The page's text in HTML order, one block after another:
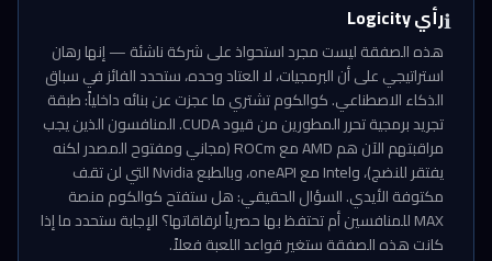
ℹ️رأي Logicity
هذه الصفقة ليست مجرد استحواذ على شركة ناشئة — إنها رهان
استراتيجي على أن البرمجيات، لا العتاد وحده، ستحدد الفائز في سباق
الذكاء الاصطناعي. كوالكوم تشتري ما عجزت عن بنائه داخلياً: طبقة
تجريد برمجية تحرر المطورين من قيود CUDA. المنافسون الذين يجب
مراقبتهم الآن هم AMD مع ROCm (مجاني ومفتوح المصدر لكنه
يفتقر للنضج)، وIntel مع oneAPI، وبالطبع Nvidia التي لن تقف
مكتوفة الأيدي. السؤال الحقيقي: هل ستفتح كوالكوم منصة
MAX للمنافسين أم تحتفظ بها حصرياً لرقاقاتها؟ الإجابة ستحدد ما إذا
كانت هذه الصفقة ستغير قواعد اللعبة فعلاً.